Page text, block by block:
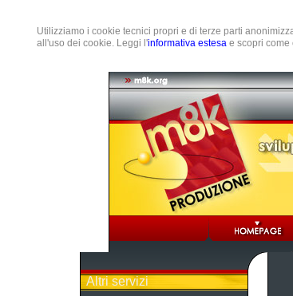
Utilizziamo i cookie tecnici propri e di terze parti
all'uso dei cookie. Leggi l'informativa estesa e scopri
Altri servizi